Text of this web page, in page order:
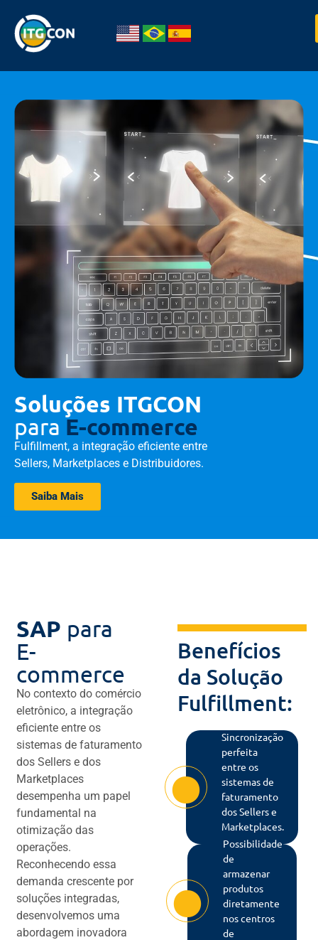
Soluções ITGCON
para E-commerce
Fulfillment, a integração eficiente entre
Sellers, Marketplaces e Distribuidores.
Saiba Mais
SAP para
E-
commerce
No contexto do comércio
eletrônico, a integração
eficiente entre os
sistemas de faturamento
dos Sellers e dos
Marketplaces
desempenha um papel
fundamental na
otimização das
operações.
Reconhecendo essa
demanda crescente por
soluções integradas,
desenvolvemos uma
abordagem inovadora
Benefícios
da Solução
Fulfillment:
Sincronização
perfeita
entre os
sistemas de
faturamento
dos Sellers e
Marketplaces.
Possibilidade
de
armazenar
produtos
diretamente
nos centros
de